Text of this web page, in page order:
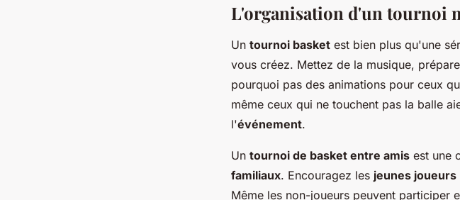
L'organisation d'un tournoi
Un tournoi basket est bien plus qu'une
vous créez. Mettez de la musique,
pourquoi pas des animations pour ceux
même ceux qui ne touchent pas la balle
l'événement.
Un tournoi de basket entre amis est une
familiaux. Encouragez les jeunes joueurs
Même les non-joueurs peuvent participer